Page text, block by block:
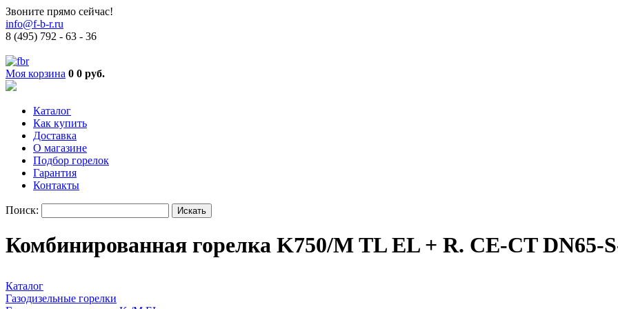
Звоните прямо сейчас!
info@f-b-r.ru
8 (495) 792 - 63 - 36
Моя корзина 0 0 руб.
Каталог
Как купить
Доставка
О магазине
Подбор горелок
Гарантия
Контакты
Поиск:
Комбинированная горелка K750/M TL EL + R. CE-CT DN65-
Каталог
Газодизельные горелки